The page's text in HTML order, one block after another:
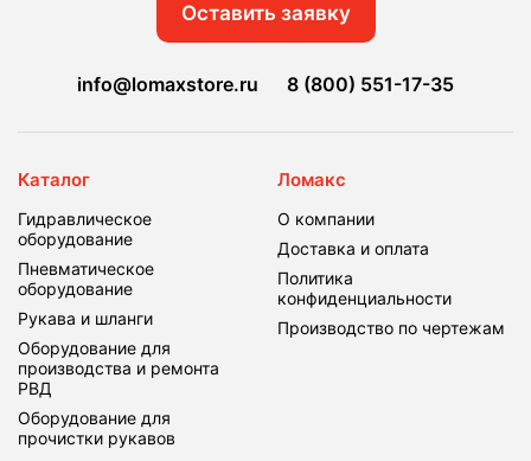
Оставить заявку
info@lomaxstore.ru 8 (800) 551-17-35
Каталог
Гидравлическое
оборудование
Пневматическое
оборудование
Рукава и шланги
Оборудование для
производства и ремонта
РВД
Оборудование для
прочистки рукавов
Ломакс
О компании
Доставка и оплата
Политика
конфиденциальности
Производство по чертежам